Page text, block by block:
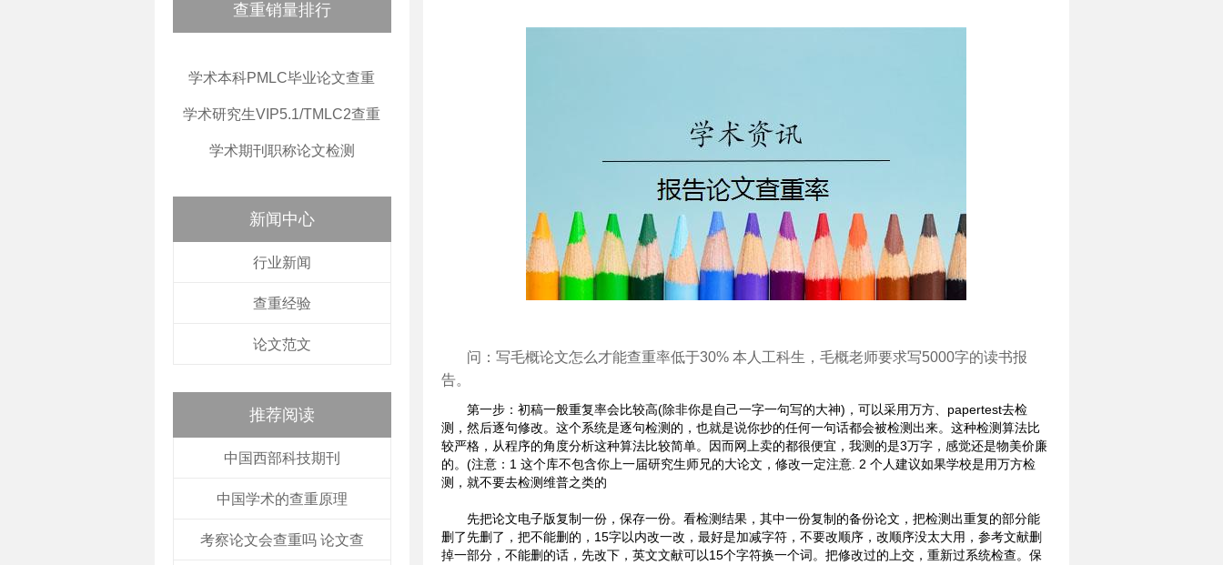
查重销量排行
学术本科PMLC毕业论文查重
学术研究生VIP5.1/TMLC2查重
学术期刊职称论文检测
新闻中心
行业新闻
查重经验
论文范文
推荐阅读
中国西部科技期刊
中国学术的查重原理
考察论文会查重吗 论文查
问：写毛概论文怎么才能查重率低于30% 本人工科生，毛概老师要求写5000字的读书报
告。
第一步：初稿一般重复率会比较高(除非你是自己一字一句写的大神)，可以采用万方、papertest去检
测，然后逐句修改。这个系统是逐句检测的，也就是说你抄的任何一句话都会被检测出来。这种检测算法比
较严格，从程序的角度分析这种算法比较简单。因而网上卖的都很便宜，我测的是3万字，感觉还是物美价廉
的。(注意：1 这个库不包含你上一届研究生师兄的大论文，修改一定注意. 2 个人建议如果学校是用万方检
测，就不要去检测维普之类的
先把论文电子版复制一份，保存一份。看检测结果，其中一份复制的备份论文，把检测出重复的部分能
删了先删了，把不能删的，15字以内改一改，最好是加减字符，不要改顺序，改顺序没太大用，参考文献删
掉一部分，不能删的话，先改下，英文文献可以15个字符换一个词。把修改过的上交，重新过系统检查。保